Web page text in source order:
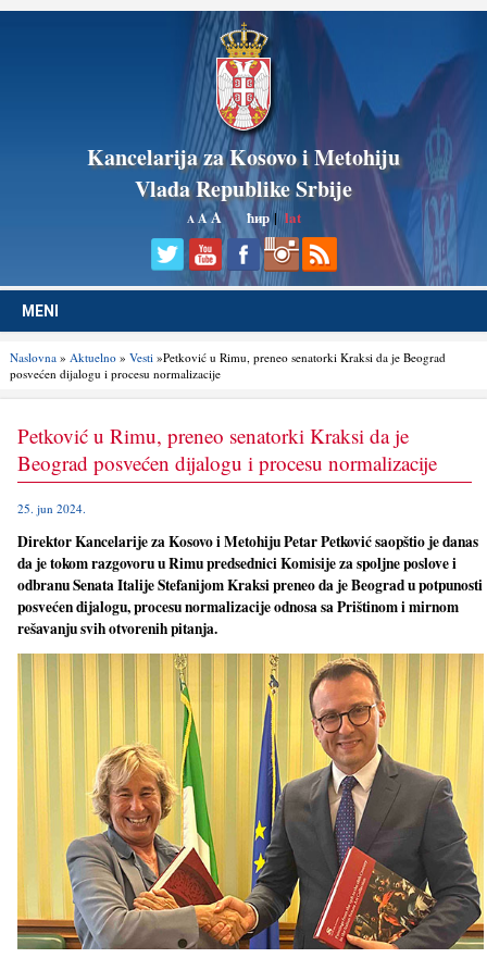
Kancelarija za Kosovo i Metohiju
Vlada Republike Srbije
A AA ћир|lat
MENI
Naslovna» Aktuelno» Vesti»Petković u Rimu, preneo senatorki Kraksi da je Beograd
posvećen dijalogu i procesu normalizacije
Petković u Rimu, preneo senatorki Kraksi da je
Beograd posvećen dijalogu i procesu normalizacije
25. jun 2024.
Direktor Kancelarije za Kosovo i Metohiju Petar Petković saopštio je danas
da je tokom razgovoru u Rimu predsednici Komisije za spoljne poslove i
odbranu Senata Italije Stefanijom Kraksi preneo da je Beograd u potpunosti
posvećen dijalogu, procesu normalizacije odnosa sa Prištinom i mirnom
rešavanju svih otvorenih pitanja.